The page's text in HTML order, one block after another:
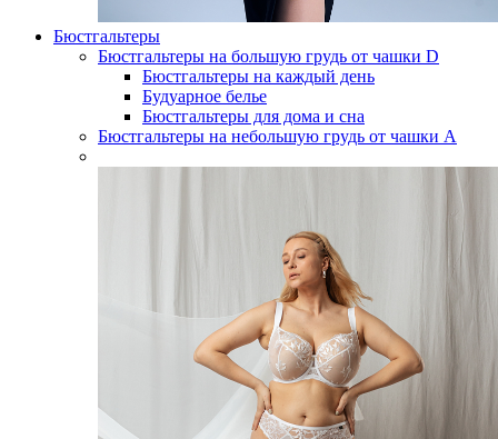
Бюстгальтеры
Бюстгальтеры на большую грудь от чашки D
Бюстгальтеры на каждый день
Будуарное белье
Бюстгальтеры для дома и сна
Бюстгальтеры на небольшую грудь от чашки А